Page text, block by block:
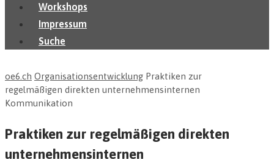
Workshops
Impressum
Suche
oe6.ch Organisationsentwicklung Praktiken zur
regelmäßigen direkten unternehmensinternen
Kommunikation
Praktiken zur regelmäßigen direkten
unternehmensinternen